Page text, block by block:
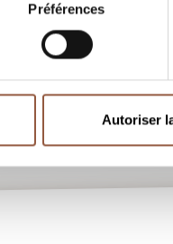
Préférences
Autoriser